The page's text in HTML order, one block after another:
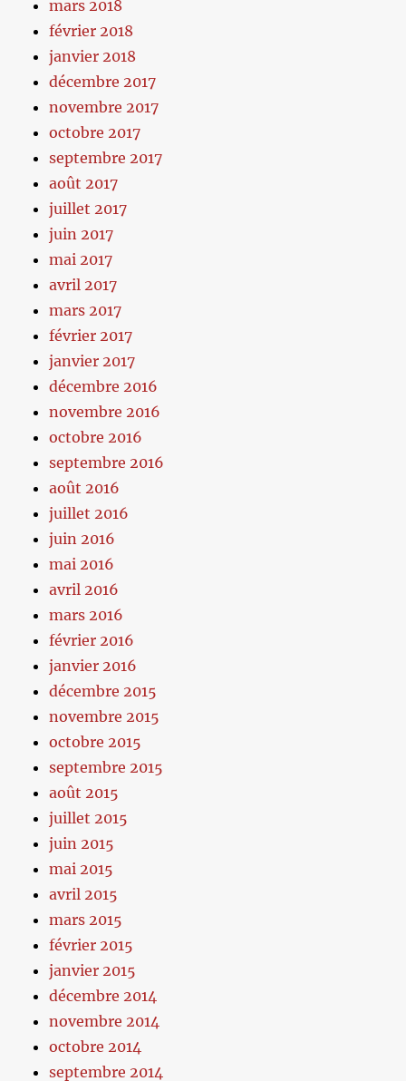
mars 2018
février 2018
janvier 2018
décembre 2017
novembre 2017
octobre 2017
septembre 2017
août 2017
juillet 2017
juin 2017
mai 2017
avril 2017
mars 2017
février 2017
janvier 2017
décembre 2016
novembre 2016
octobre 2016
septembre 2016
août 2016
juillet 2016
juin 2016
mai 2016
avril 2016
mars 2016
février 2016
janvier 2016
décembre 2015
novembre 2015
octobre 2015
septembre 2015
août 2015
juillet 2015
juin 2015
mai 2015
avril 2015
mars 2015
février 2015
janvier 2015
décembre 2014
novembre 2014
octobre 2014
septembre 2014